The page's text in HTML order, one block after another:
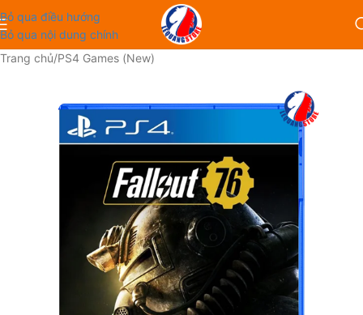
Bỏ qua điều hướng
Bỏ qua nội dung chính
Trang chủ/PS4 Games (New)